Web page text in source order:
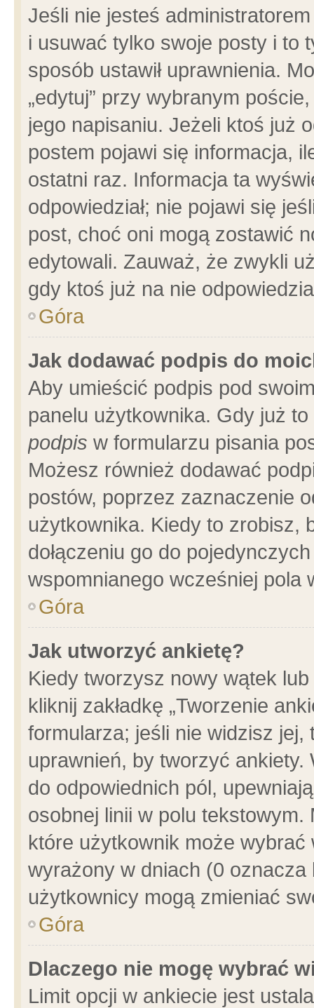
Jeśli nie jesteś
i usuwać tylko swoje posty i to
sposób ustawił uprawnienia.
„edytuj” przy wybranym
jego napisaniu. Jeżeli ktoś już
postem pojawi się informacja,
ostatni raz. Informacja ta
odpowiedział; nie pojawi się
post, choć oni mogą zostawić
edytowali. Zauważ, że zwykli
gdy ktoś już na nie
Góra
Jak dodawać podpis do
Aby umieścić podpis pod
panelu użytkownika. Gdy już
podpis w formularzu pisania
Możesz również dodawać
postów, poprzez zaznaczenie
użytkownika. Kiedy to zrobisz,
dołączeniu go do
wspomnianego wcześniej pola
Góra
Jak utworzyć ankietę?
Kiedy tworzysz nowy wątek
kliknij zakładkę „Tworzenie
formularza; jeśli nie widzisz
uprawnień, by tworzyć ankiety.
do odpowiednich pól,
osobnej linii w polu
które użytkownik może
wyrażony w dniach (0
użytkownicy mogą zmieniać
Góra
Dlaczego nie mogę wybrać
Limit opcji w ankiecie jest